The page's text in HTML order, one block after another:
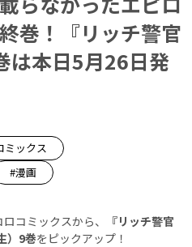
巻！『リッチ警官
は本日5月26日発
ミックス
#漫画
コミックスから、
『リッチ警官
）9巻をピックアップ！